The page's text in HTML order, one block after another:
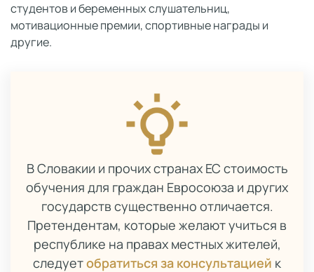
студентов и беременных слушательниц,
мотивационные премии, спортивные награды и
другие.
В Словакии и прочих странах ЕС стоимость
обучения для граждан Евросоюза и других
государств существенно отличается.
Претендентам, которые желают учиться в
республике на правах местных жителей,
следуетобратиться за консультацией к